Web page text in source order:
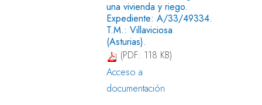
una vivienda y riego.
Expediente: A/33/49334.
T.M.: Villaviciosa
(Asturias).
(PDF: 118 KB)
Acceso a
documentación